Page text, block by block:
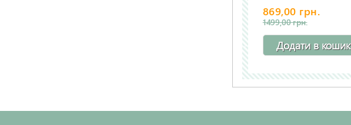
869,00 грн.
1499,00 грн.
Додати в кошик